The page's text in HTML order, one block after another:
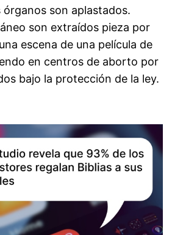
son aplastados.
son extraídos pieza por
escena de una película de
en centros de aborto por
bajo la protección de la ley.